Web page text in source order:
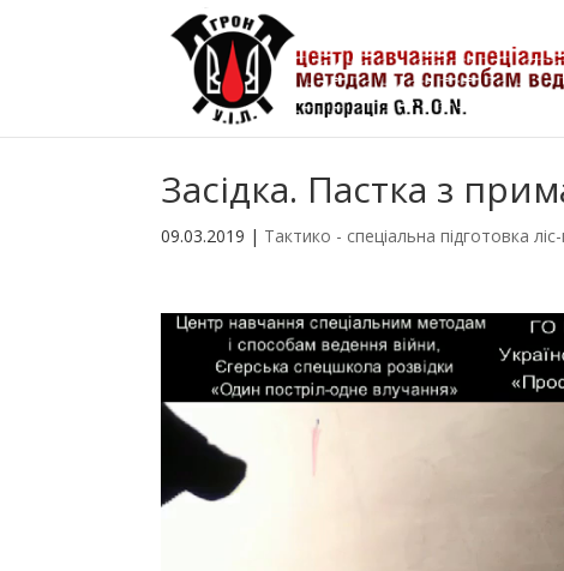
Засідка. Пастка з
09.03.2019 | Тактико - спеціальна підготовка
Відеопрогравач